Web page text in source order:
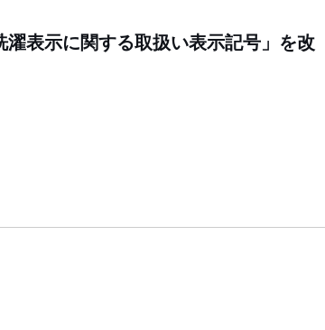
表示に関する取扱い表示記号」を改